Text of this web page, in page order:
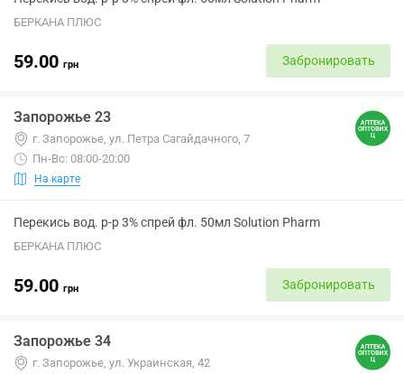
БЕРКАНА ПЛЮС
59.00 грн Забронировать
Запорожье 23
г. Запорожье, ул. Петра Сагайдачного, 7
Пн-Вс: 08:00-20:00
На карте
Перекись вод. р-р 3% спрей фл. 50мл Solution Pharm
БЕРКАНА ПЛЮС
59.00 грн Забронировать
Запорожье 34
г. Запорожье, ул. Украинская, 42